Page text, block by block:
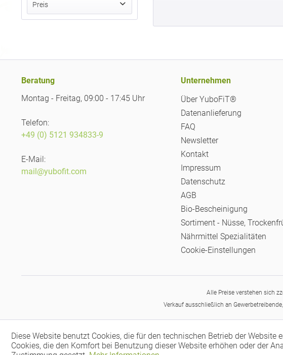
Preis
Beratung
Montag - Freitag, 09:00 - 17:45 Uhr
Telefon:
+49 (0) 5121 934833-9
E-Mail:
mail@yubofit.com
Unternehmen
Über YuboFiT®
Datenanlieferung
FAQ
Newsletter
Kontakt
Impressum
Datenschutz
AGB
Bio-Bescheinigung
Sortiment - Nüsse,
Nährmittel Spezialitäten
Cookie-Einstellungen
Alle Preise verstehen sich
Verkauf ausschließlich an
Diese Website benutzt Cookies, die für den technischen Betrieb der
Cookies, die den Komfort bei Benutzung dieser Website erhöhen oder der